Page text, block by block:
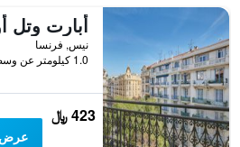
نيس, فرنسا
1.0 كيلومتر عن وسط المدينة
423 ﷼
عرض